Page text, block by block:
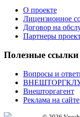
О проекте
Лицензионное
Договор на
Партнеры
Полезные ссылки
Вопросы и
Внешторгагент
Реклама на сайте